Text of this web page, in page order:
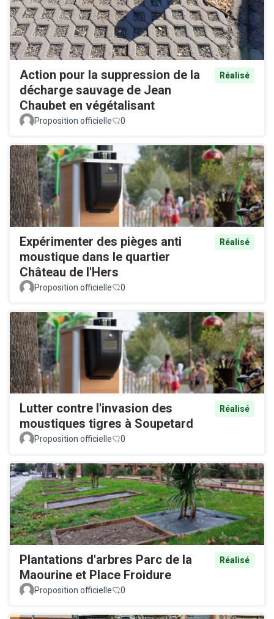
Action pour la suppression de la
décharge sauvage de Jean
Chaubet en végétalisant
Réalisé
Proposition officielle 0
Expérimenter des pièges anti
moustique dans le quartier
Château de l'Hers
Réalisé
Proposition officielle 0
Lutter contre l'invasion des
moustiques tigres à Soupetard
Réalisé
Proposition officielle 0
Plantations d'arbres Parc de la
Maourine et Place Froidure
Réalisé
Proposition officielle 0